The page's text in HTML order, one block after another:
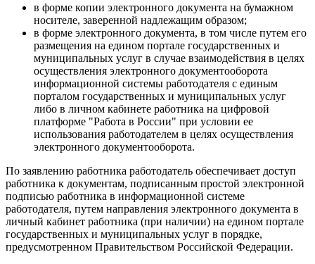
в форме копии электронного документа на бумажном
носителе, заверенной надлежащим образом;
в форме электронного документа, в том числе путем его
размещения на едином портале государственных и
муниципальных услуг в случае взаимодействия в целях
осуществления электронного документооборота
информационной системы работодателя с единым
порталом государственных и муниципальных услуг
либо в личном кабинете работника на цифровой
платформе "Работа в России" при условии ее
использования работодателем в целях осуществления
электронного документооборота.
По заявлению работника работодатель обеспечивает доступ
работника к документам, подписанным простой электронной
подписью работника в информационной системе
работодателя, путем направления электронного документа в
личный кабинет работника (при наличии) на едином портале
государственных и муниципальных услуг в порядке,
предусмотренном Правительством Российской Федерации.